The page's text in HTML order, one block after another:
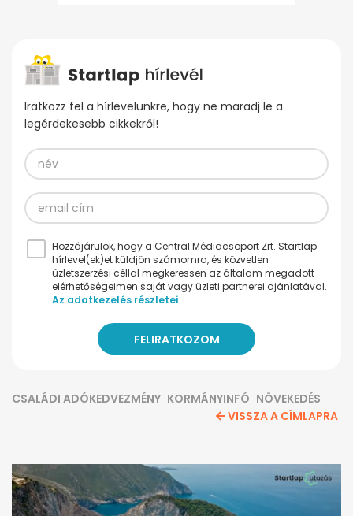
Iratkozz fel a hírlevelünkre, hogy ne maradj le a
legérdekesebb cikkekről!
Hozzájárulok, hogy a Central Médiacsoport Zrt. Startlap
hírlevel(ek)et küldjön számomra, és közvetlen
üzletszerzési céllal megkeressen az általam megadott
elérhetőségeimen saját vagy üzleti partnerei ajánlatával.
Az adatkezelés részletei
CSALÁDI ADÓKEDVEZMÉNY KORMÁNYINFÓ NÖVEKEDÉS
VISSZA A CÍMLAPRA